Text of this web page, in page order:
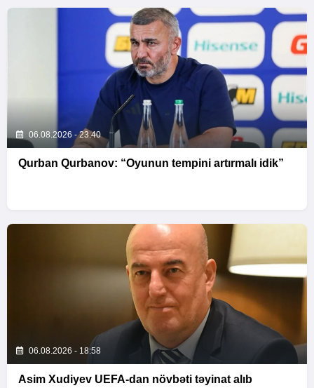
06.08.2026 - 23:40
Qurban Qurbanov: “Oyunun tempini artırmalı idik”
06.08.2026 - 18:58
Asim Xudiyev UEFA-dan növbəti təyinat alıb